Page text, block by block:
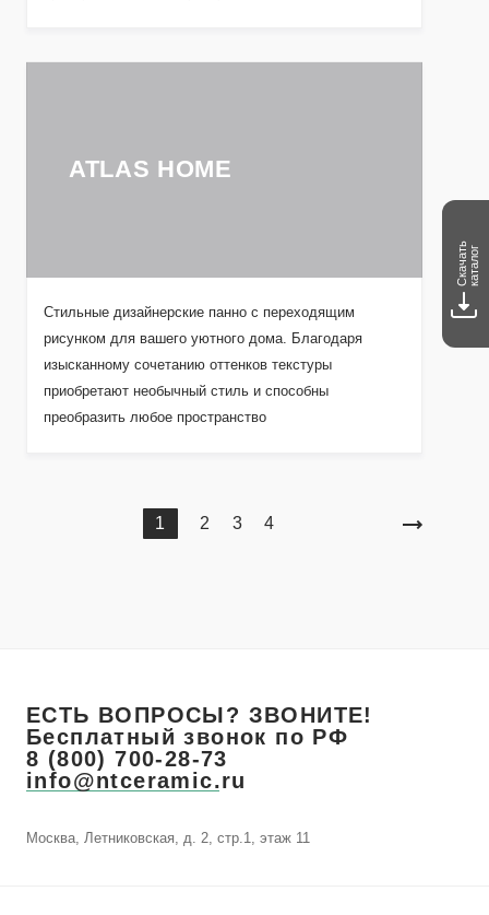
ATLAS HOME
Стильные дизайнерские панно с переходящим
рисунком для вашего уютного дома. Благодаря
изысканному сочетанию оттенков текстуры
приобретают необычный стиль и способны
преобразить любое пространство
1 2 3 4
Скачатькаталог
ЕСТЬ ВОПРОСЫ? ЗВОНИТЕ!
Бесплатный звонок по РФ
8 (800) 700-28-73
info@ntceramic.ru
Москва, Летниковская, д. 2, стр.1, этаж 11